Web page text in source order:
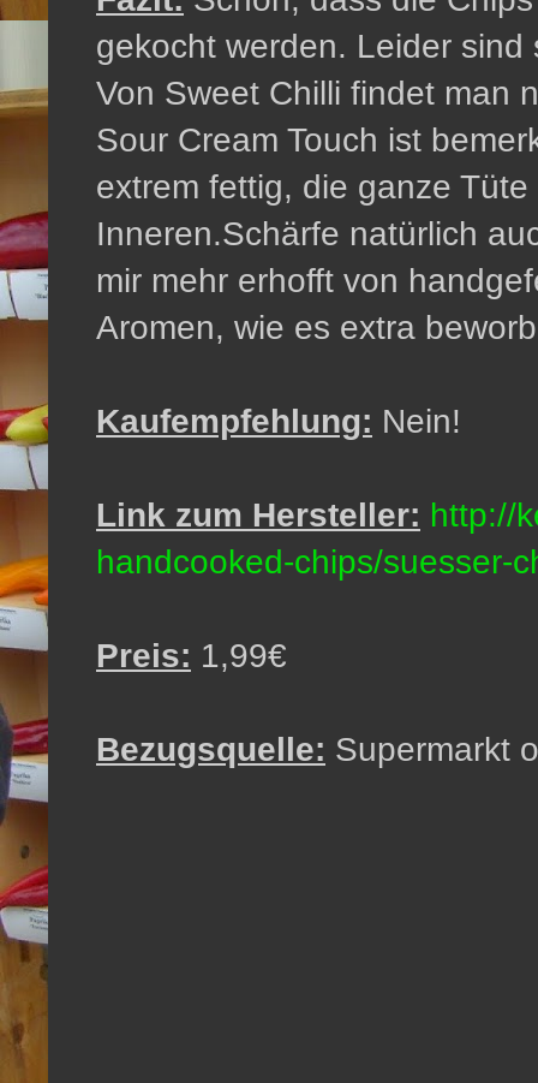
gekocht werden. Leider
Von Sweet Chilli findet man
Sour Cream Touch ist
extrem fettig, die ganze
Inneren.Schärfe natürlich
mir mehr erhofft von
Aromen, wie es extra
Kaufempfehlung: Nein!
Link zum Hersteller: http://
handcooked-chips/suesser-
Preis: 1,99€
Bezugsquelle: Supermarkt